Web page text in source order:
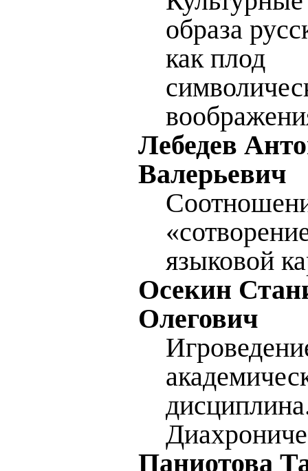
образа
как плод
Лебедев
Валерьевич
языковой
Осекин
Олегович
Паниотова